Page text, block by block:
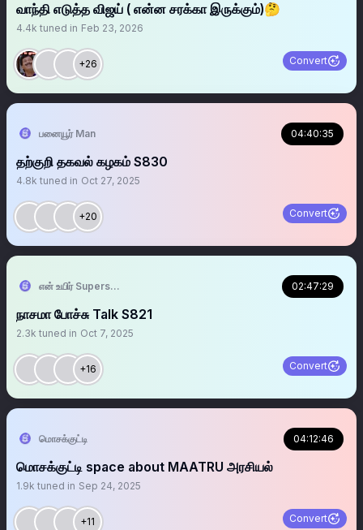
வாந்தி எடுத்த விஜய் ( என்ன சரக்கா இருக்கும்)🤔
4.4k tuned in Feb 23, 2026
+26 Convert
பனையூர் Man 04:40:35
தற்குறி தகவல் கழகம் S830
4.8k tuned in Oct 27, 2025
+20 Convert
என் உயிர் Superstar ரஜினி ரசிகன் 02:47:29
நாசமா போச்சு Talk S821
2.3k tuned in Oct 7, 2025
+16 Convert
மொசக்குட்டி 04:12:46
மொசக்குட்டி space about MAATRU அரசியல்
1.9k tuned in Sep 24, 2025
+11 Convert